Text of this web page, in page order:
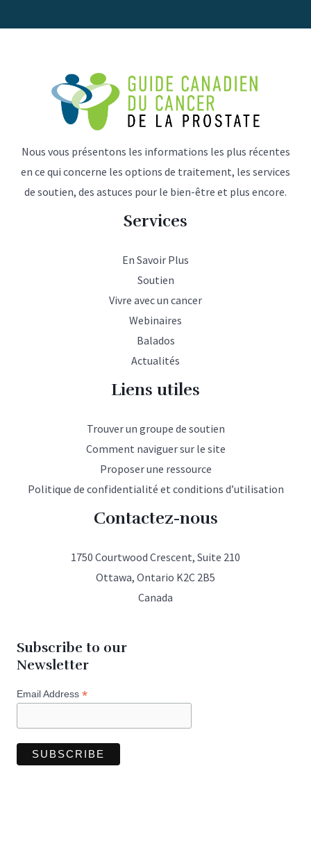
Nous vous présentons les informations les plus récentes
en ce qui concerne les options de traitement, les services
de soutien, des astuces pour le bien-être et plus encore.
Services
En Savoir Plus
Soutien
Vivre avec un cancer
Webinaires
Balados
Actualités
Liens utiles
Trouver un groupe de soutien
Comment naviguer sur le site
Proposer une ressource
Politique de confidentialité et conditions d’utilisation
Contactez-nous
1750 Courtwood Crescent, Suite 210
Ottawa, Ontario K2C 2B5
Canada
Subscribe to our
Newsletter
Email Address *